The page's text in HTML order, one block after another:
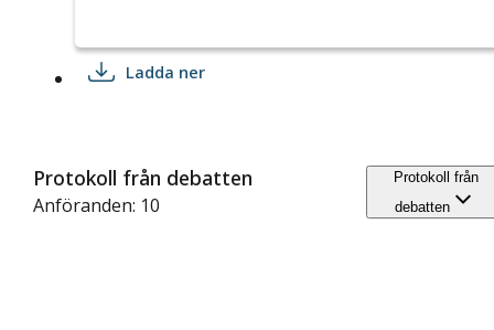
Ladda ner
Protokoll från debatten
Anföranden: 10
Protokoll från
debatten